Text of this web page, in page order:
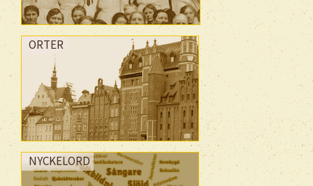
ORTER
NYCKELORD